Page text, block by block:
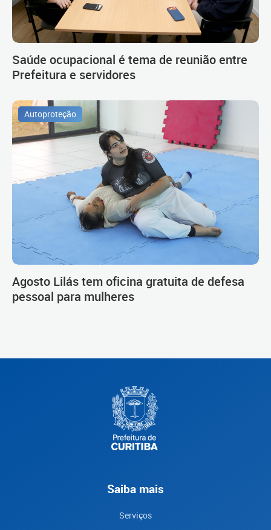
Saúde ocupacional é tema de reunião entre
Prefeitura e servidores
Autoproteção
Agosto Lilás tem oficina gratuita de defesa
pessoal para mulheres
Saiba mais
Serviços